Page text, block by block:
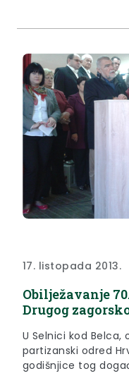
17. listopada 2013.
Obilježavanje
Drugog
U Selnici kod Belca,
partizanski odred
godišnjice tog